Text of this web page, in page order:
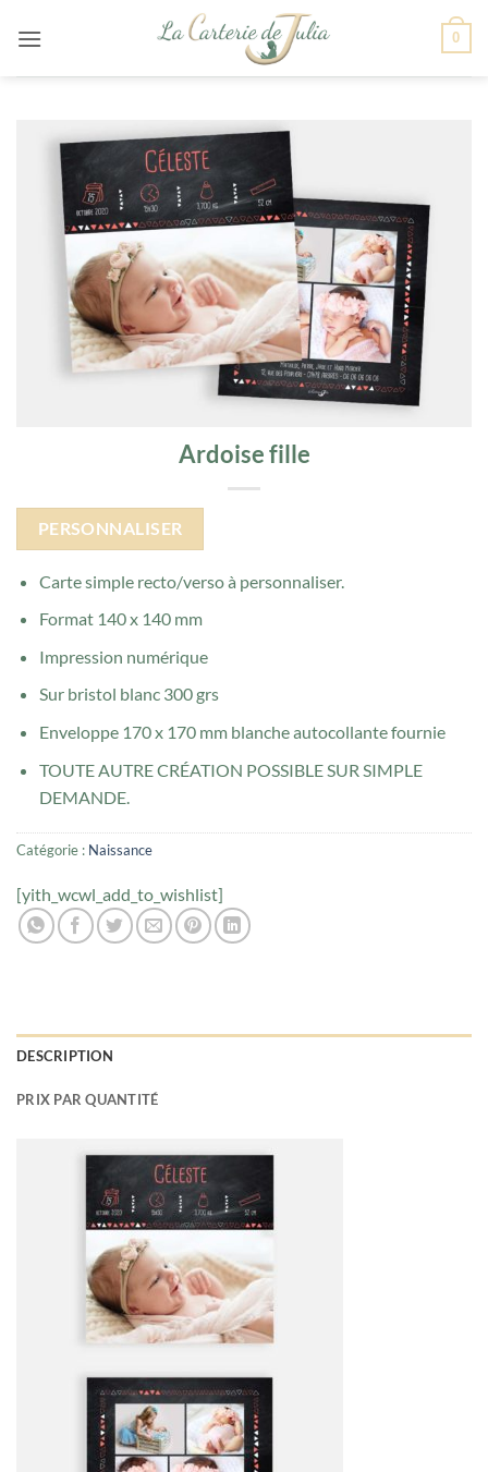
0
Ardoise fille
PERSONNALISER
Carte simple recto/verso à personnaliser.
Format 140 x 140 mm
Impression numérique
Sur bristol blanc 300 grs
Enveloppe 170 x 170 mm blanche autocollante fournie
TOUTE AUTRE CRÉATION POSSIBLE SUR SIMPLE
DEMANDE.
Catégorie : Naissance
[yith_wcwl_add_to_wishlist]
DESCRIPTION
PRIX PAR QUANTITÉ